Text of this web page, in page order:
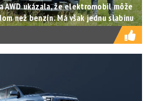
AWD ukázala, že elektromobil môže
než benzín. Má však jednu slabinu